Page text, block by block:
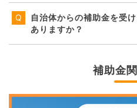
自治体からの補助金を受
ありますか？
補助金